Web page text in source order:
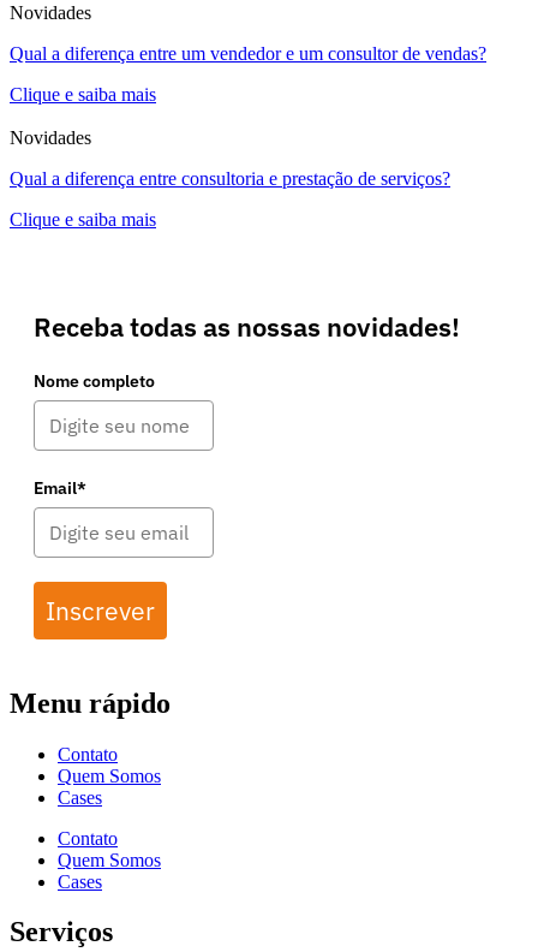
Novidades
Qual a diferença entre um vendedor e um consultor de vendas?
Clique e saiba mais
Novidades
Qual a diferença entre consultoria e prestação de serviços?
Clique e saiba mais
Receba todas as nossas novidades!
Nome completo
Email*
Inscrever
Menu rápido
Contato
Quem Somos
Cases
Contato
Quem Somos
Cases
Serviços